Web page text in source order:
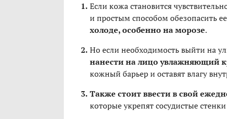
Если кожа становится
и простым способом обезопасить
холоде, особенно на морозе.
Но если необходимость выйти на
нанести на лицо увлажняющий
кожный барьер и оставят влагу
Также стоит ввести в свой
которые укрепят сосудистые